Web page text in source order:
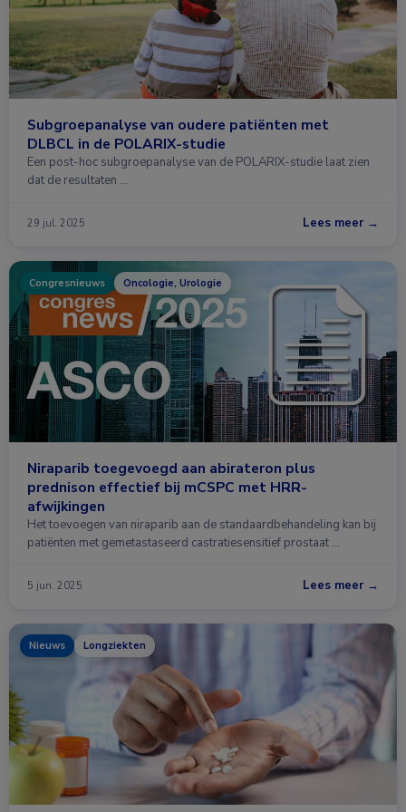
Subgroepanalyse van oudere patiënten met
DLBCL in de POLARIX-studie
Een post-hoc subgroepanalyse van de POLARIX-studie laat zien
dat de resultaten …
29 jul. 2025 Lees meer →
Congresnieuws Oncologie, Urologie
Niraparib toegevoegd aan abirateron plus
prednison effectief bij mCSPC met HRR-
afwijkingen
Het toevoegen van niraparib aan de standaardbehandeling kan bij
patiënten met gemetastaseerd castratiesensitief prostaat …
5 jun. 2025 Lees meer →
Nieuws Longziekten